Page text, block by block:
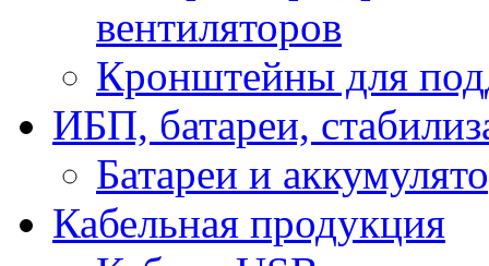
вентиляторов
Кронштейны для
ИБП, батареи,
Батареи и
Кабельная продукция